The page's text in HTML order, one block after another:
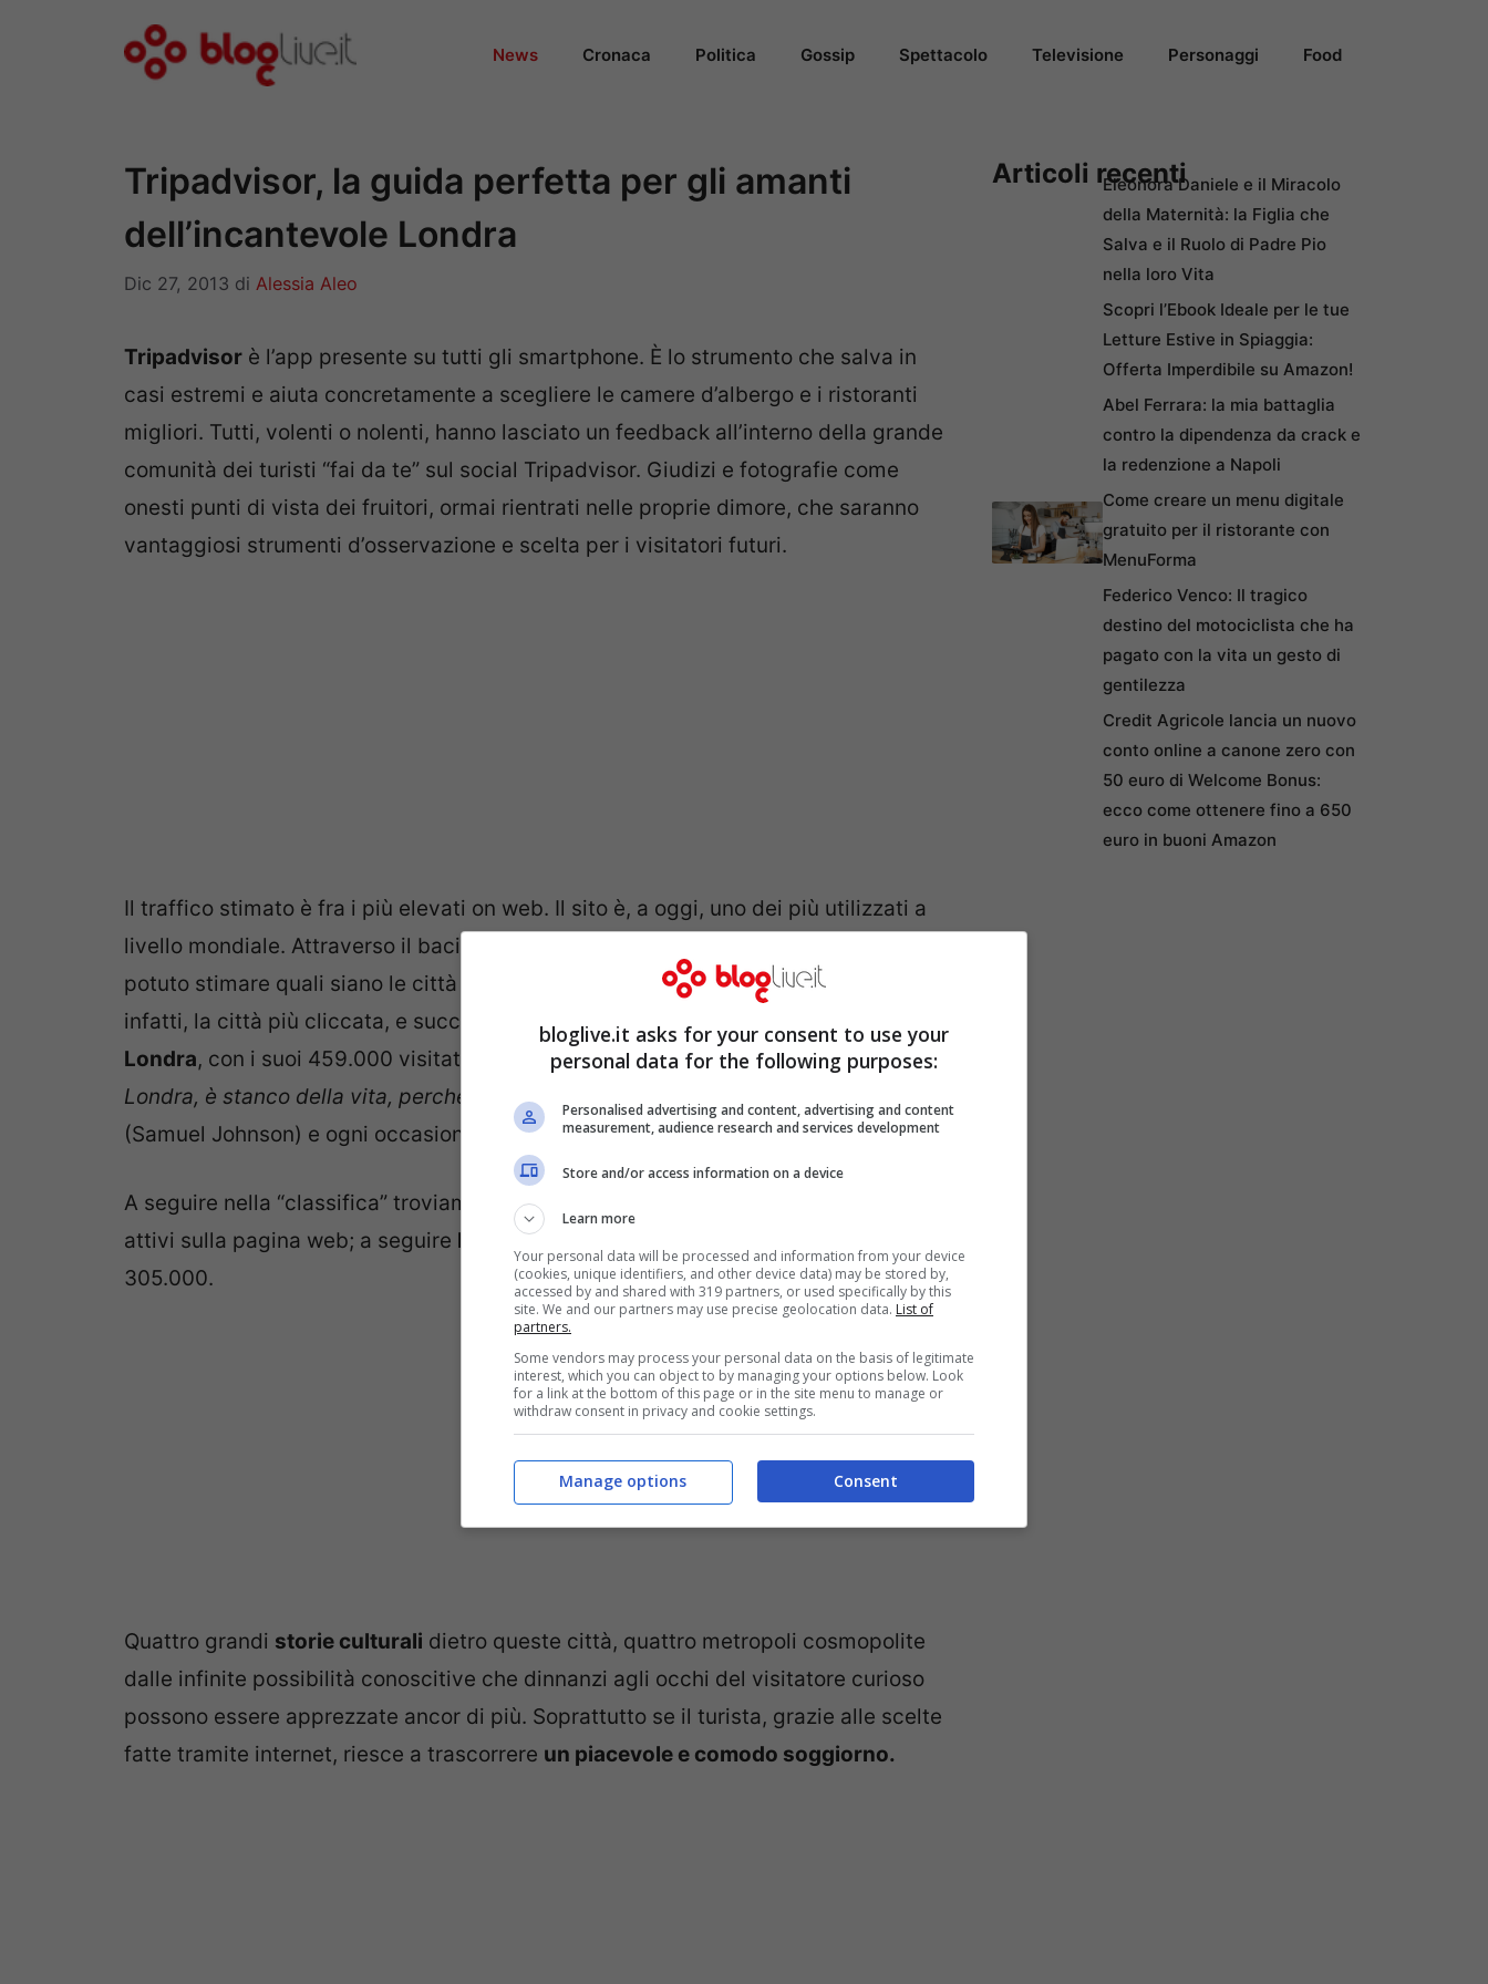
News Cronaca Politica Gossip Spettacolo Televisione Personaggi Food
Tripadvisor, la guida perfetta per gli amanti
dell’incantevole Londra
Dic 27, 2013 di Alessia Aleo
Tripadvisor è l’app presente su tutti gli smartphone. È lo strumento che salva in
casi estremi e aiuta concretamente a scegliere le camere d’albergo e i ristoranti
migliori. Tutti, volenti o nolenti, hanno lasciato un feedback all’interno della grande
comunità dei turisti “fai da te” sul social Tripadvisor. Giudizi e fotografie come
onesti punti di vista dei fruitori, ormai rientrati nelle proprie dimore, che saranno
vantaggiosi strumenti d’osservazione e scelta per i visitatori futuri.
Il traffico stimato è fra i più elevati on web. Il sito è, a oggi, uno dei più utilizzati a
livello mondiale. Attraverso il bacino di utenze all’interno di questo sistema si è
potuto stimare quali siano le città preferite dai turisti. Secondol’annual report
infatti, la città più cliccata, e successivamente anche visitata, è
Londra, con i suoi 459.000 visitatori. Ma, si sa,«Quando un uomo è stanco di
Londra, è stanco della vita, perché a Londra c’è tutto ciò che la vita può offrire!»
(Samuel Johnson) e ogni occasione è buona per far capolino nella City.
A seguire nella “classifica” troviamo la città eterna,
attivi sulla pagina web; a seguire Parigi , a quota 318.000 review e
305.000.
Quattro grandi storie culturali dietro queste città, quattro metropoli cosmopolite
dalle infinite possibilità conoscitive che dinnanzi agli occhi del visitatore curioso
possono essere apprezzate ancor di più. Soprattutto se il turista, grazie alle scelte
fatte tramite internet, riesce a trascorrere un piacevole e comodo soggiorno.
Articoli recentiEleonora Daniele e il Miracolo
della Maternità: la Figlia che
Salva e il Ruolo di Padre Pio
nella loro Vita
Scopri l’Ebook Ideale per le tue
Letture Estive in Spiaggia:
Offerta Imperdibile su Amazon!
Abel Ferrara: la mia battaglia
contro la dipendenza da crack e
la redenzione a Napoli
Come creare un menu digitale
gratuito per il ristorante con
MenuForma
Federico Venco: Il tragico
destino del motociclista che ha
pagato con la vita un gesto di
gentilezza
Credit Agricole lancia un nuovo
conto online a canone zero con
50 euro di Welcome Bonus:
ecco come ottenere fino a 650
euro in buoni Amazon
bloglive.it asks for your consent to use your
personal data for the following purposes:
Personalised advertising and content, advertising and content
measurement, audience research and services development
Store and/or access information on a device
Learn more
Your personal data will be processed and information from your device
(cookies, unique identifiers, and other device data) may be stored by,
accessed by and shared with 319 partners, or used specifically by this
site. We and our partners may use precise geolocation data. List of
partners.
Some vendors may process your personal data on the basis of legitimate
interest, which you can object to by managing your options below. Look
for a link at the bottom of this page or in the site menu to manage or
withdraw consent in privacy and cookie settings.
Consent
Manage options